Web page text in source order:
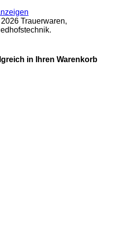
Trauerwaren,
in Ihren Warenkorb